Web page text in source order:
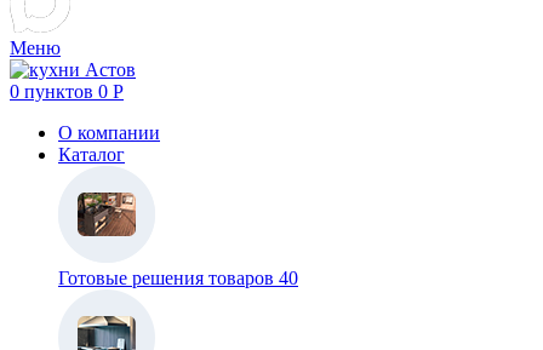
Меню
0 пунктов 0 Р
О компании
Каталог
Готовые решения товаров 40